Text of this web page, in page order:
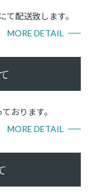
配送致します。
MORE DETAIL
おります。
MORE DETAIL